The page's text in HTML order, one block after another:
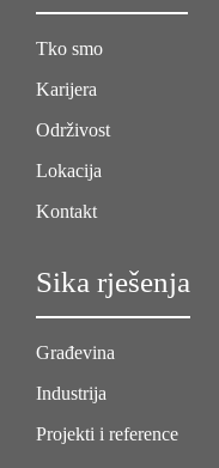
Tko smo
Karijera
Održivost
Lokacija
Kontakt
Sika rješenja
Građevina
Industrija
Projekti i reference